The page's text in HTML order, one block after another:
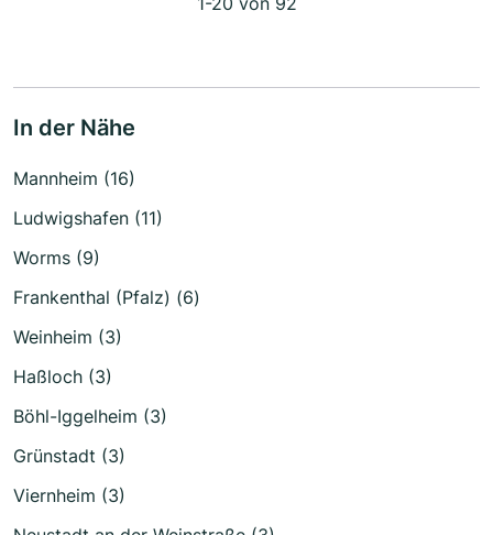
In der Nähe
Mannheim (16)
Ludwigshafen (11)
Worms (9)
Frankenthal (Pfalz) (6)
Weinheim (3)
Haßloch (3)
Böhl-Iggelheim (3)
Grünstadt (3)
Viernheim (3)